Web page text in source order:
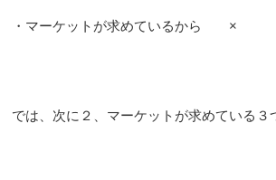
・マーケットが求めているから ×
では、次に２、マーケットが求めている３